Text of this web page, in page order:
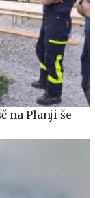
na Planji še